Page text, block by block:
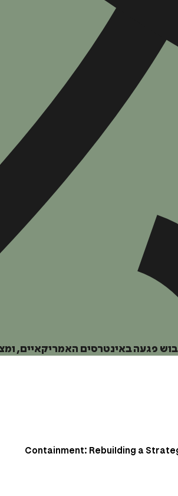
פגעה באינטרסים האמריקאיים,
Containment: Rebuilding a